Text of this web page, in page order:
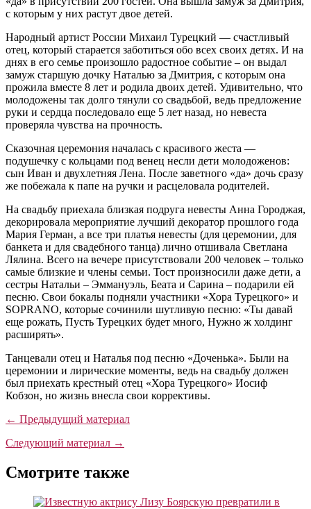
с которым у них растут двое детей.
Народный артист России Михаил Турецкий — счастливый
отец, который старается заботиться обо всех своих детях. И на
днях в его семье произошло радостное событие – он выдал
замуж старшую дочку Наталью за Дмитрия, с которым она
прожила вместе 8 лет и родила двоих детей. Удивительно, что
молодожены так долго тянули со свадьбой, ведь предложение
руки и сердца последовало еще 5 лет назад, но невеста
проверяла чувства на прочность.
Сказочная церемония началась с красивого жеста —
подушечку с кольцами под венец несли дети молодоженов:
сын Иван и двухлетняя Лена. После заветного «да» дочь сразу
же побежала к папе на ручки и расцеловала родителей.
На свадьбу приехала близкая подруга невесты Анна Городжая,
декорировала мероприятие лучший декоратор прошлого года
Мария Герман, а все три платья невесты (для церемонии, для
банкета и для свадебного танца) лично отшивала Светлана
Лялина. Всего на вечере присутствовали 200 человек – только
самые близкие и члены семьи. Тост произносили даже дети, а
сестры Натальи – Эммануэль, Беата и Сарина – подарили ей
песню. Свои бокалы подняли участники «Хора Турецкого» и
SOPRANO, которые сочинили шутливую песню: «Ты давай
еще рожать, Пусть Турецких будет много, Нужно ж холдинг
расширять».
Танцевали отец и Наталья под песню «Доченька». Были на
церемонии и лирические моменты, ведь на свадьбу должен
был приехать крестный отец «Хора Турецкого» Иосиф
Кобзон, но жизнь внесла свои коррективы.
← Предыдущий материал
Следующий материал →
Смотрите также